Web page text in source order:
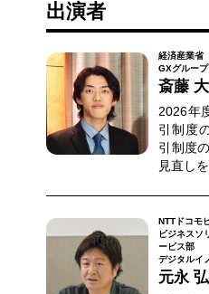
出演者
経済産業省
GXグルー
斎藤
2026年
引制度
引制度
見直しを
NTTドコモ
ビジネスソ
ービス部
デジタルイ
元永